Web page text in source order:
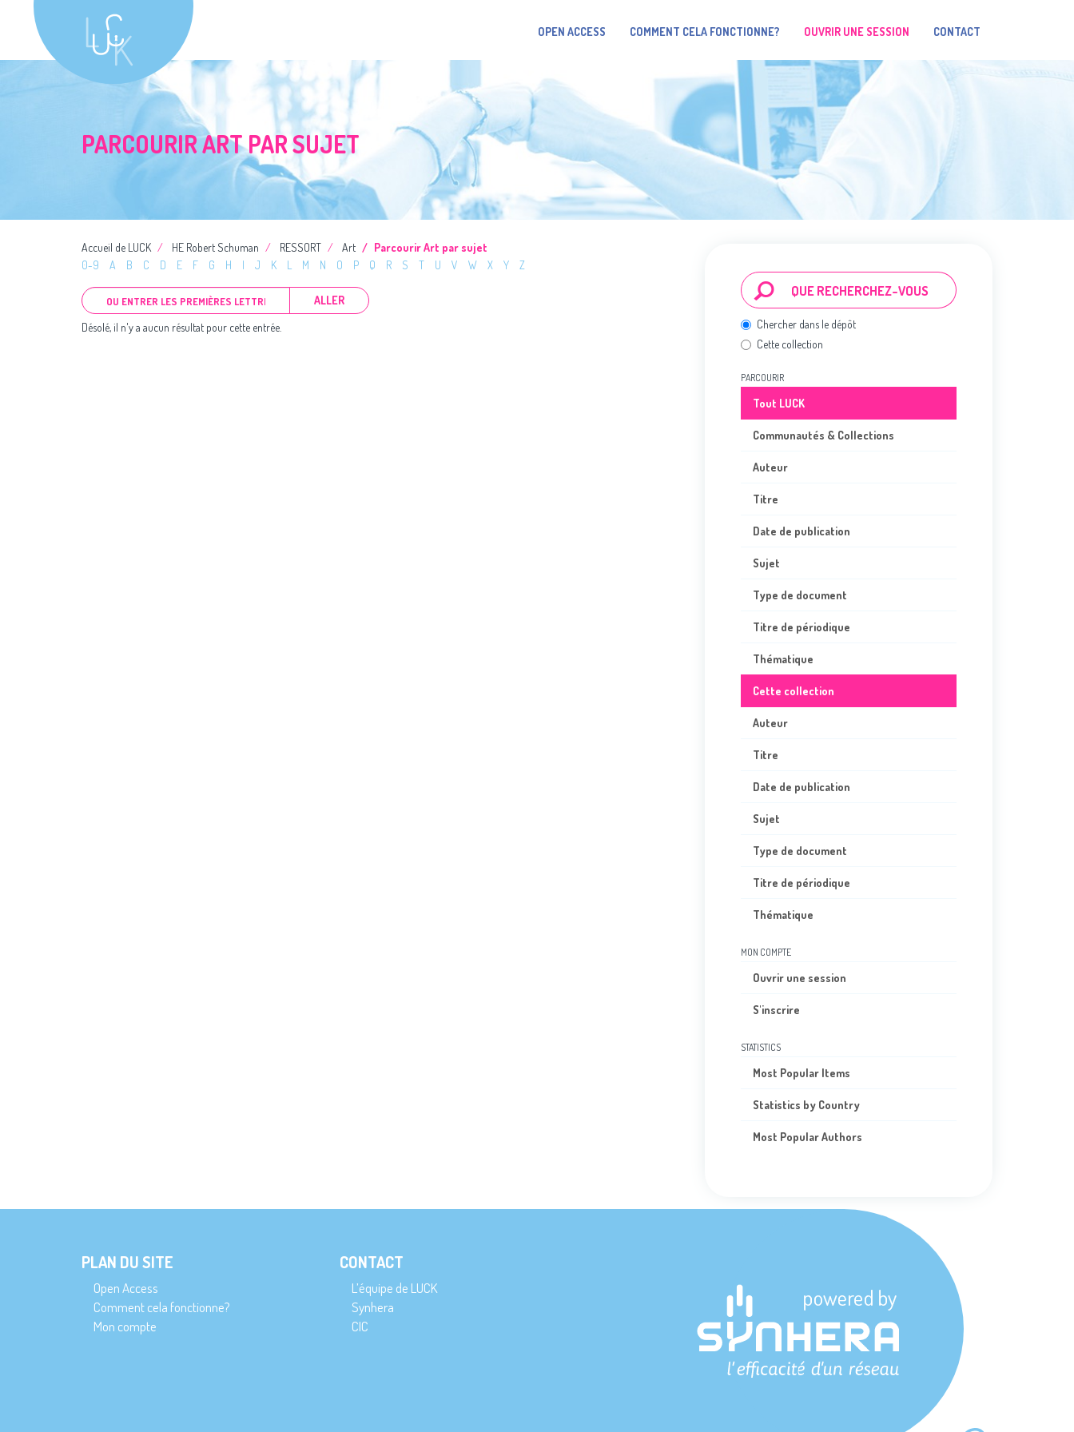
OPEN ACCESS COMMENT CELA FONCTIONNE? OUVRIR UNE SESSION CONTACT
PARCOURIR ART PAR SUJET
Accueil de LUCK HE Robert Schuman RESSORT Art
Parcourir Art par sujet
0-9
A B C D E F G H I J K L M N O P Q R S T U V W X Y Z
ALLER
Désolé, il n'y a aucun résultat pour cette entrée.
Chercher dans le dépôt
Cette collection
PARCOURIR
Tout LUCK
Communautés & Collections
Auteur
Titre
Date de publication
Sujet
Type de document
Titre de périodique
Thématique
Cette collection
Auteur
Titre
Date de publication
Sujet
Type de document
Titre de périodique
Thématique
MON COMPTE
Ouvrir une session
S'inscrire
STATISTICS
Most Popular Items
Statistics by Country
Most Popular Authors
PLAN DU SITE
Open Access
Comment cela fonctionne?
Mon compte
CONTACT
L’équipe de LUCK
Synhera
CIC